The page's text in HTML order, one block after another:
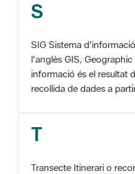
l'anglès GIS, Geographic
recollida de dades a
T
auditivament. El